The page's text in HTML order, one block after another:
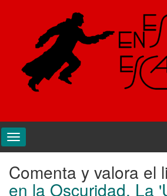
Comenta
Comenta y valora el
en la Oscuridad, La